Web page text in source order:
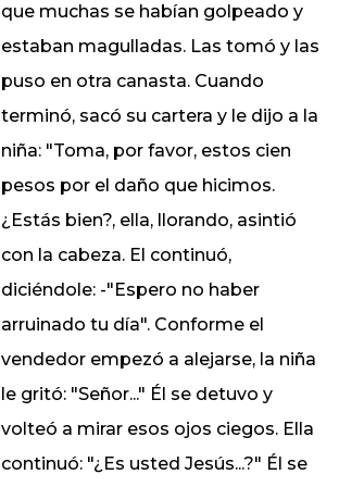
que muchas se habían golpeado y
estaban magulladas. Las tomó y las
puso en otra canasta. Cuando
terminó, sacó su cartera y le dijo a la
niña: "Toma, por favor, estos cien
pesos por el daño que hicimos.
¿Estás bien?, ella, llorando, asintió
con la cabeza. El continuó,
diciéndole: -"Espero no haber
arruinado tu día". Conforme el
vendedor empezó a alejarse, la niña
le gritó: "Señor..." Él se detuvo y
volteó a mirar esos ojos ciegos. Ella
continuó: "¿Es usted Jesús...?" Él se